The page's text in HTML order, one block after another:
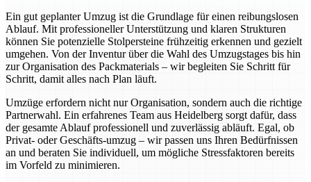
Ein gut geplanter Umzug ist die Grundlage für einen reibungslosen
Ablauf. Mit professioneller Unterstützung und klaren Strukturen
können Sie potenzielle Stolpersteine frühzeitig erkennen und gezielt
umgehen. Von der Inventur über die Wahl des Umzugstages bis hin
zur Organisation des Packmaterials – wir begleiten Sie Schritt für
Schritt, damit alles nach Plan läuft.
Umzüge erfordern nicht nur Organisation, sondern auch die richtige
Partnerwahl. Ein erfahrenes Team aus Heidelberg sorgt dafür, dass
der gesamte Ablauf professionell und zuverlässig abläuft. Egal, ob
Privat- oder Geschäfts-umzug – wir passen uns Ihren Bedürfnissen
an und beraten Sie individuell, um mögliche Stressfaktoren bereits
im Vorfeld zu minimieren.